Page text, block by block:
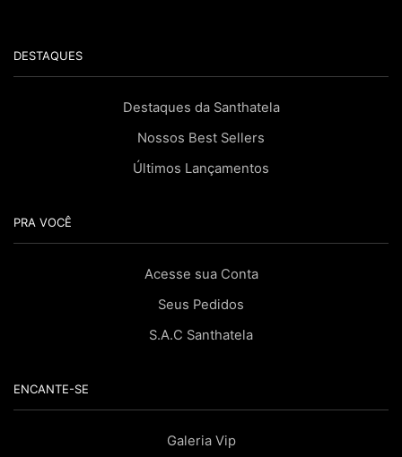
DESTAQUES
Destaques da Santhatela
Nossos Best Sellers
Últimos Lançamentos
PRA VOCÊ
Acesse sua Conta
Seus Pedidos
S.A.C Santhatela
ENCANTE-SE
Galeria Vip